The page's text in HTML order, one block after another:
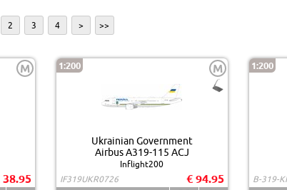
2 3 4 > >>
M
38.95
1:200 M
Ukrainian Government
Airbus A319-115 ACJ
Inflight200
IF319UKR0726
€ 94.95
1:200
B-319-